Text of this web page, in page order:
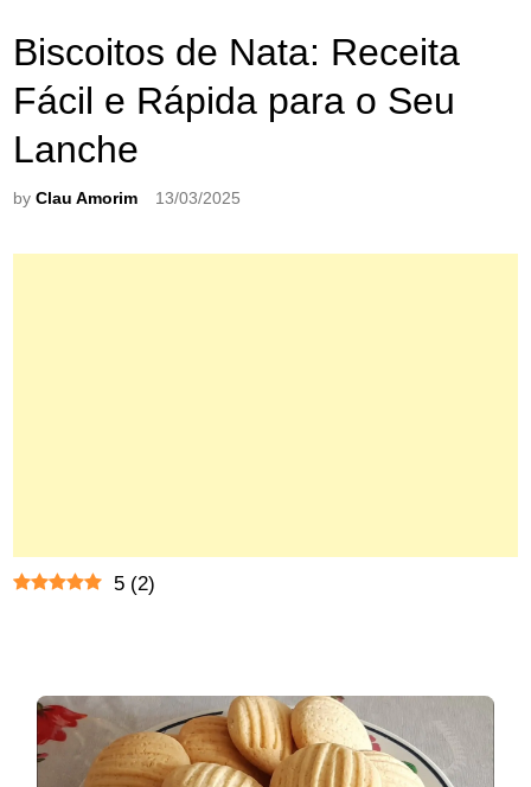
Biscoitos de Nata: Receita
Fácil e Rápida para o Seu
Lanche
byClau Amorim 13/03/2025
5 (2)